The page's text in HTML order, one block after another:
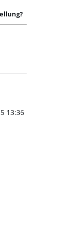
|
13:36